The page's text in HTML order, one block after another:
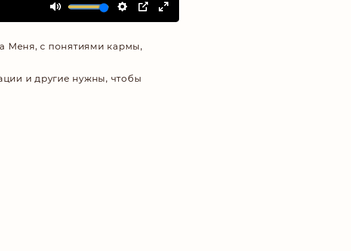
Меня, с понятиями кармы,
и другие нужны, чтобы